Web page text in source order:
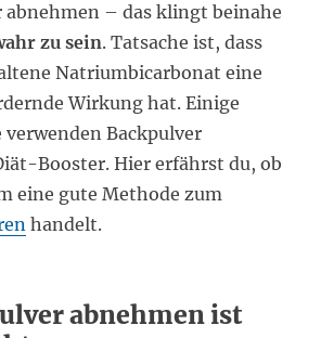
abnehmen – das klingt beinahe
zu sein. Tatsache ist, dass
Natriumbicarbonat eine
Wirkung hat. Einige
Backpulver
Booster. Hier erfährst du, ob
eine gute Methode zum
handelt.
abnehmen ist